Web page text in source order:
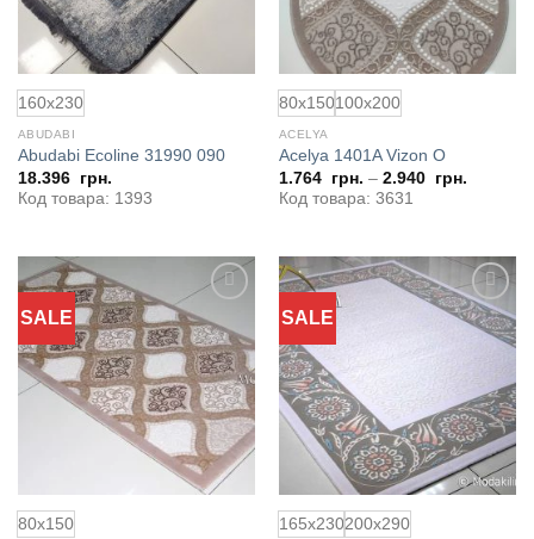
160x230
ABUDABI
Abudabi Ecoline 31990 090
18.396 грн.
Код товара: 1393
80x150100x200
ACELYA
Acelya 1401A Vizon O
1.764 грн. – 2.940 грн.
Код товара: 3631
SALE
Добавить
в
избранное
80x150
SALE
Добавить
165x230200x290